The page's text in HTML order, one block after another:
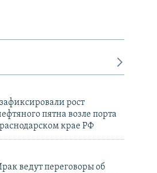
рост
пятна возле порта
крае РФ
ведут переговоры об